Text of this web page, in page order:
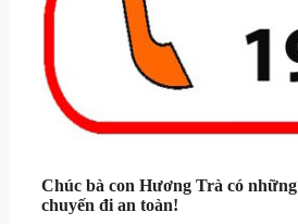
Chúc bà con Hương Trà có những
chuyến đi an toàn!